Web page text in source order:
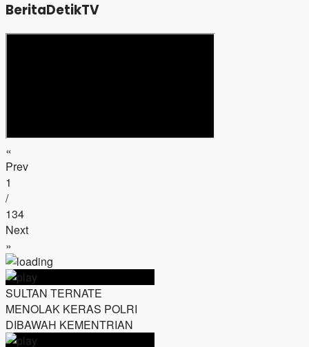
BeritaDetikTV
«
Prev
1
/
134
Next
»
SULTAN TERNATE
MENOLAK KERAS POLRI
DIBAWAH KEMENTRIAN